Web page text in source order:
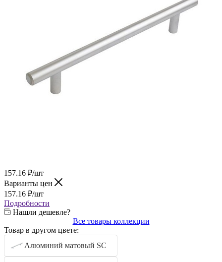
157.16 ₽/шт
Варианты цен
157.16 ₽/шт
Подробности
Нашли дешевле?
Все товары коллекции
Товар в другом цвете:
Алюминий матовый SC